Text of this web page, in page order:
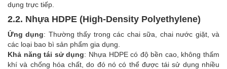
dụng trực tiếp.
2.2. Nhựa HDPE (High-Density Polyethylene)
Ứng dụng: Thường thấy trong các chai sữa, chai nước giặt, và
các loại bao bì sản phẩm gia dụng.
Khả năng tái sử dụng: Nhựa HDPE có độ bền cao, không thấm
khí và chống hóa chất, do đó nó có thể được tái sử dụng nhiều